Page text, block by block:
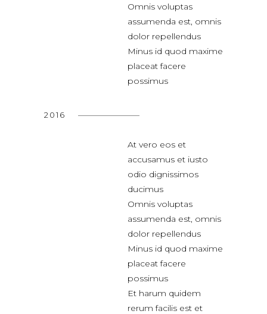
Omnis voluptas
assumenda est, omnis
dolor repellendus
Minus id quod maxime
placeat facere
possimus
2016
At vero eos et
accusamus et iusto
odio dignissimos
ducimus
Omnis voluptas
assumenda est, omnis
dolor repellendus
Minus id quod maxime
placeat facere
possimus
Et harum quidem
rerum facilis est et